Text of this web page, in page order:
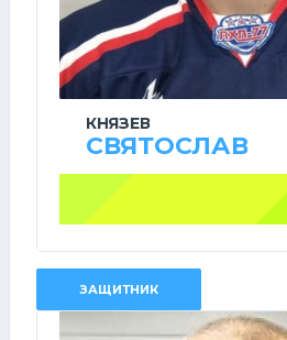
КНЯЗЕВ
СВЯТОСЛАВ
ЗАЩИТНИК